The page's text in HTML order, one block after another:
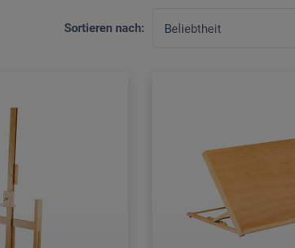
Sortieren nach: